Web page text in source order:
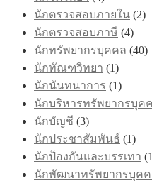
นักตรวจสอบภายใน (2)
นักตรวจสอบภาษี (4)
นักทรัพยากรบุคคล (40)
นักทัณฑวิทยา (1)
นักนันทนาการ (1)
นักบริหารทรัพยากรบุค
นักบัญชี (3)
นักประชาสัมพันธ์ (1)
นักป้องกันและบรรเทา
นักพัฒนาทรัพยากรบุค